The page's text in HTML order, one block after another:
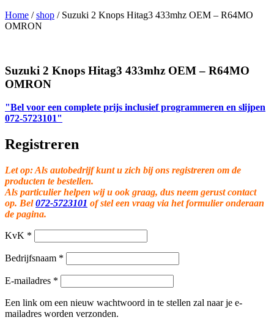
Home /shop / Suzuki 2 Knops Hitag3 433mhz OEM – R64MO
OMRON
Suzuki 2 Knops Hitag3 433mhz OEM – R64MO
OMRON
"Bel voor een complete prijs inclusief programmeren en slijpen
072-5723101"
Registreren
Let op: Als autobedrijf kunt u zich bij ons registreren om de
producten te bestellen.
Als particulier helpen wij u ook graag, dus neem gerust contact
op. Bel072-5723101 of stel een vraag via het formulier onderaan
de pagina.
KvK *
Bedrijfsnaam *
E-mailadres *
Een link om een nieuw wachtwoord in te stellen zal naar je e-
mailadres worden verzonden.